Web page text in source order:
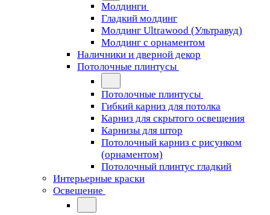
Молдинги
Гладкий молдинг
Молдинг Ultrawood (Ультравуд)
Молдинг с орнаментом
Наличники и дверной декор
Потолочные плинтусы
Потолочные плинтусы
Гибкий карниз для потолка
Карниз для скрытого освещения
Карнизы для штор
Потолочный карниз с рисунком
(орнаментом)
Потолочный плинтус гладкий
Интерьерные краски
Освещение